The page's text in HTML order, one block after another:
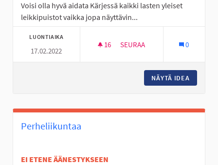
Voisi olla hyvä aidata Kärjessä kaikki lasten yleiset
leikkipuistot vaikka jopa näyttävin...
LUONTIAIKA
17.02.2022
16 16 SEURAAJAA
SEURAA 0
NÄYTÄ IDEA
Perheliikuntaa
EI ETENE ÄÄNESTYKSEEN